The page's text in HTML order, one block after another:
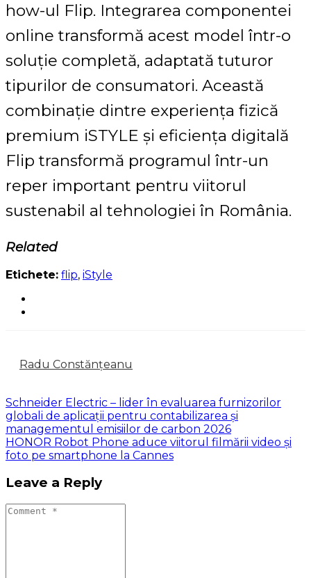
how-ul Flip. Integrarea componentei
online transformă acest model într-o
soluție completă, adaptată tuturor
tipurilor de consumatori. Această
combinație dintre experiența fizică
premium iSTYLE și eficiența digitală
Flip transformă programul într-un
reper important pentru viitorul
sustenabil al tehnologiei în România.
Related
Etichete: flip, iStyle
Radu Constănțeanu
Schneider Electric – lider în evaluarea furnizorilor
globali de aplicații pentru contabilizarea și
managementul emisiilor de carbon 2026
HONOR Robot Phone aduce viitorul filmării video și
foto pe smartphone la Cannes
Leave a Reply